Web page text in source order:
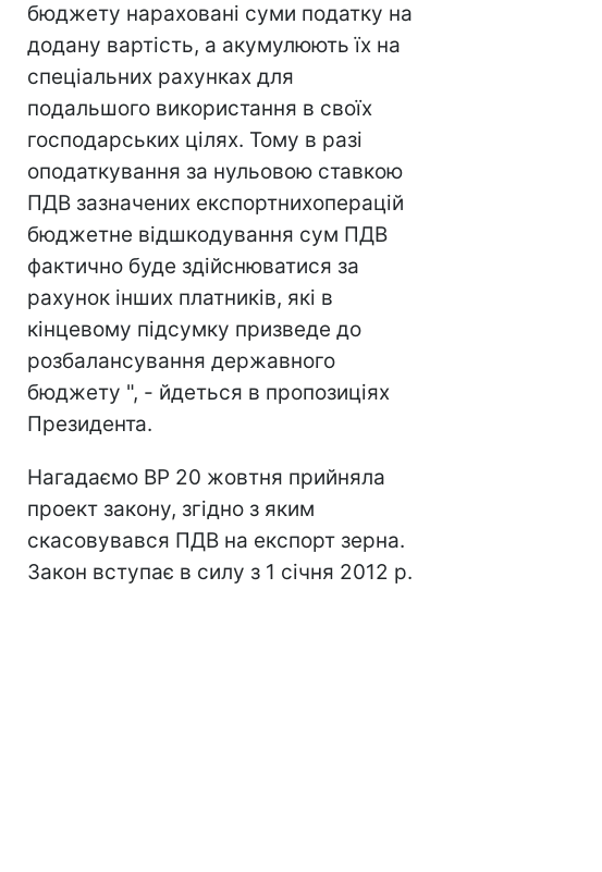
бюджету нараховані суми податку на
додану вартість, а акумулюють їх на
спеціальних рахунках для
подальшого використання в своїх
господарських цілях. Тому в разі
оподаткування за нульовою ставкою
ПДВ зазначених експортнихоперацій
бюджетне відшкодування сум ПДВ
фактично буде здійснюватися за
рахунок інших платників, які в
кінцевому підсумку призведе до
розбалансування державного
бюджету ", - йдеться в пропозиціях
Президента.
Нагадаємо ВР 20 жовтня прийняла
проект закону, згідно з яким
скасовувався ПДВ на експорт зерна.
Закон вступає в силу з 1 січня 2012 р.